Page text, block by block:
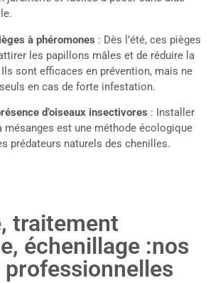
à phéromones : Dès l’été, ces pièges
les papillons mâles et de réduire la
sont efficaces en prévention, mais ne
en cas de forte infestation.
d’oiseaux insectivores : Installer
mésanges est une méthode écologique
prédateurs naturels des chenilles.
traitement
échenillage :nos